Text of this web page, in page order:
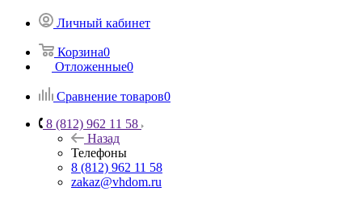
Личный кабинет
Корзина0
Отложенные0
Сравнение товаров0
8 (812) 962 11 58
Назад
Телефоны
8 (812) 962 11 58
zakaz@vhdom.ru